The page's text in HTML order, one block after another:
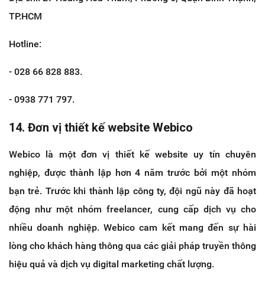
TP.HCM
Hotline:
- 028 66 828 883.
- 0938 771 797.
14. Đơn vị thiết kế website Webico
Webico là một đơn vị thiết kế website uy tín chuyên
nghiệp, được thành lập hơn 4 năm trước bởi một nhóm
bạn trẻ. Trước khi thành lập công ty, đội ngũ này đã hoạt
động như một nhóm freelancer, cung cấp dịch vụ cho
nhiều doanh nghiệp. Webico cam kết mang đến sự hài
lòng cho khách hàng thông qua các giải pháp truyền thông
hiệu quả và dịch vụ digital marketing chất lượng.